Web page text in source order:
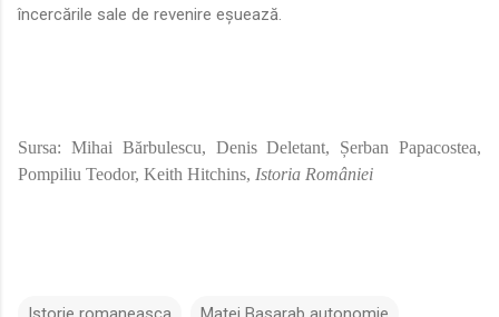
încercările sale de revenire eșuează.
Sursa: Mihai Bărbulescu, Denis Deletant, Șerban Papacostea,
Pompiliu Teodor, Keith Hitchins, Istoria României